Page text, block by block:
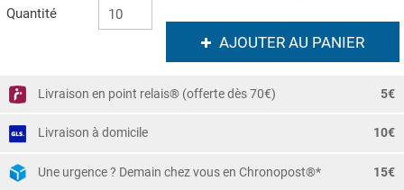
Quantité
AJOUTER AU PANIER
Livraison en point relais® (offerte dès 70€) 5€
Livraison à domicile 10€
Une urgence ? Demain chez vous en Chronopost®* 15€